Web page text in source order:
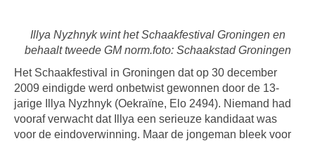
Illya Nyzhnyk wint het Schaakfestival Groningen en
behaalt tweede GM norm.foto: Schaakstad Groningen
Het Schaakfestival in Groningen dat op 30 december
2009 eindigde werd onbetwist gewonnen door de 13-
jarige Illya Nyzhnyk (Oekraïne, Elo 2494). Niemand had
vooraf verwacht dat Illya een serieuze kandidaat was
voor de eindoverwinning. Maar de jongeman bleek voor